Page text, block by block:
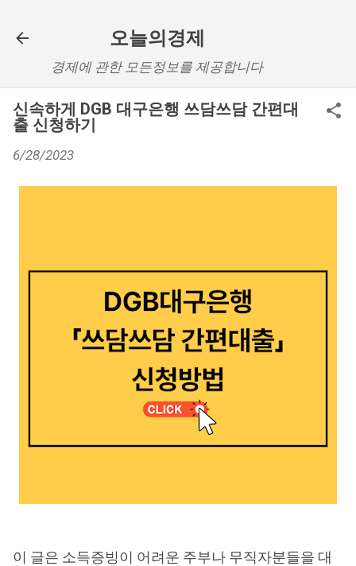
오늘의경제
경제에 관한 모든정보를 제공합니다
신속하게 DGB 대구은행 쓰담쓰담 간편대
출 신청하기
6/28/2023
이 글은 소득증빙이 어려운 주부나 무직자분들을 대